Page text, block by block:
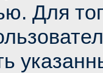
Для